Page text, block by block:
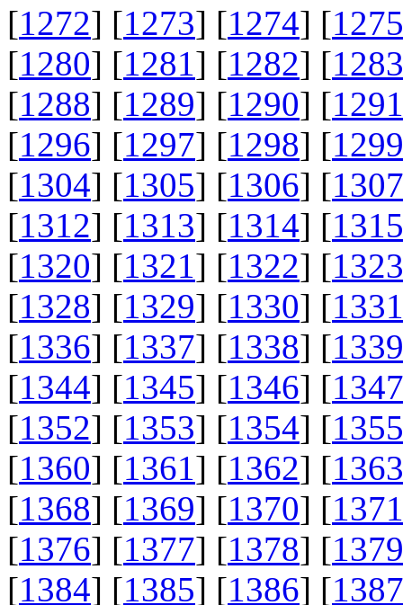
[1272] [1273] [1274] [1275
[1280] [1281] [1282] [1283
[1288] [1289] [1290] [1291
[1296] [1297] [1298] [1299
[1304] [1305] [1306] [1307
[1312] [1313] [1314] [1315
[1320] [1321] [1322] [1323
[1328] [1329] [1330] [1331
[1336] [1337] [1338] [1339
[1344] [1345] [1346] [1347
[1352] [1353] [1354] [1355
[1360] [1361] [1362] [1363
[1368] [1369] [1370] [1371
[1376] [1377] [1378] [1379
[1384] [1385] [1386] [1387